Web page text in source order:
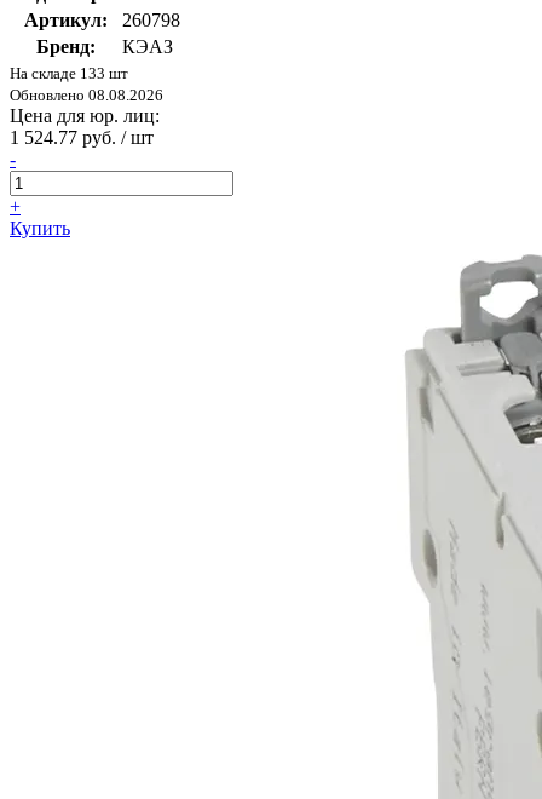
Артикул:
260798
Бренд:
КЭАЗ
На складе 133 шт
Обновлено 08.08.2026
Цена для юр. лиц:
1 524.77 руб. / шт
-
+
Купить